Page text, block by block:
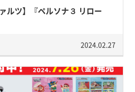
ルツ】『ペルソナ３ リロー
2024.02.27